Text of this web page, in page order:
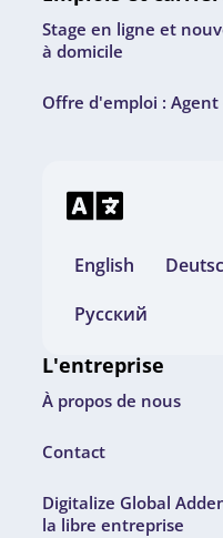
Stage en ligne et
à domicile
Offre d'emploi :
English
Русский
L'entreprise
À propos de nous
Contact
Digitalize Global
la libre entreprise